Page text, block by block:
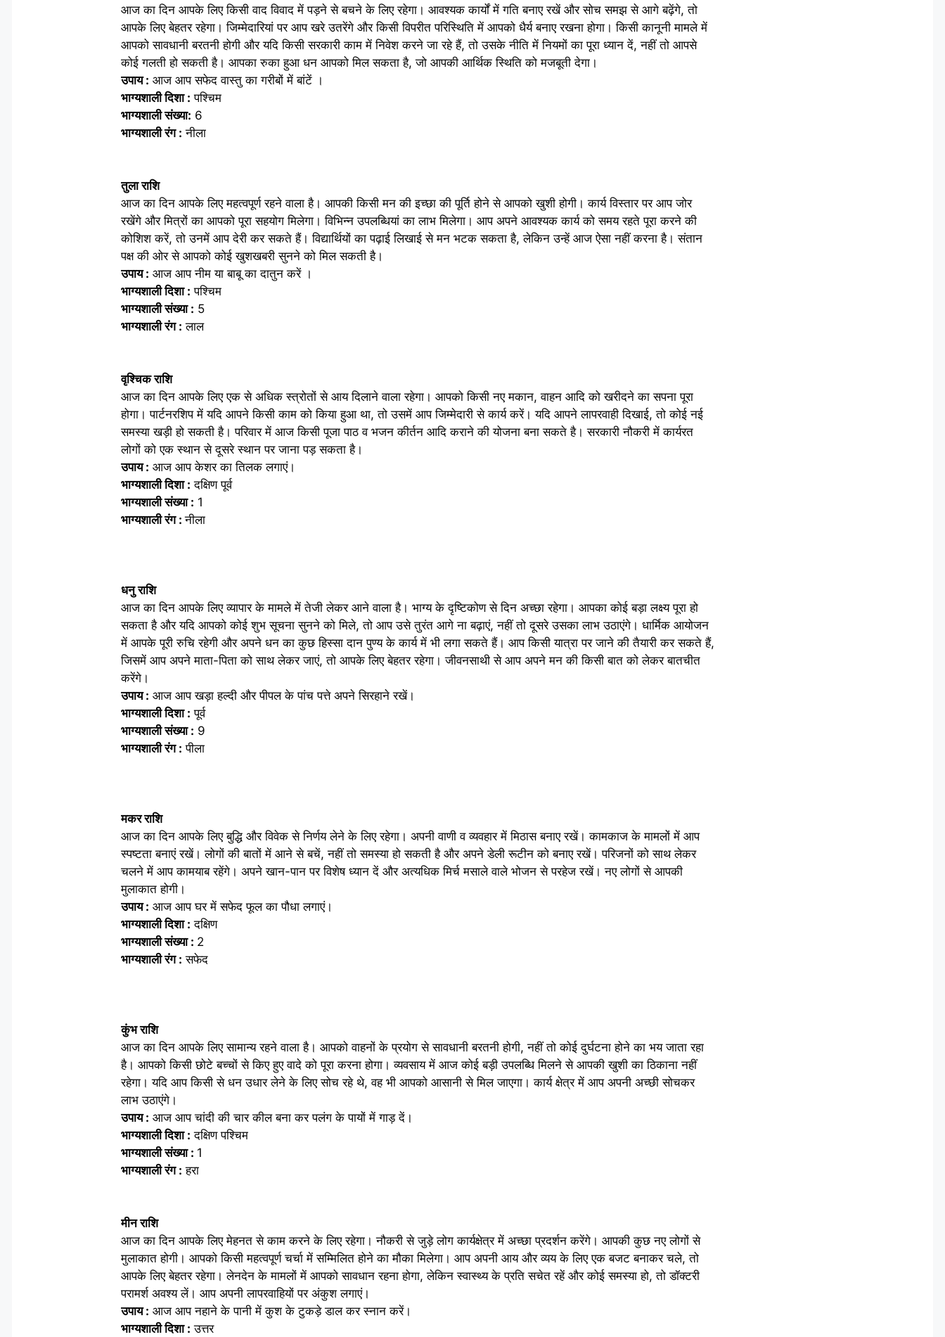
आज का दिन आपके लिए किसी वाद विवाद में पड़ने से बचने के लिए रहेगा। आवश्यक कार्यों में गति बनाए रखें और सोच समझ से आगे बढ़ेंगे, तो
आपके लिए बेहतर रहेगा। जिम्मेदारियां पर आप खरे उतरेंगे और किसी विपरीत परिस्थिति में आपको धैर्य बनाए रखना होगा। किसी कानूनी मामले में
आपको सावधानी बरतनी होगी और यदि किसी सरकारी काम में निवेश करने जा रहे हैं, तो उसके नीति में नियमों का पूरा ध्यान दें, नहीं तो आपसे
कोई गलती हो सकती है। आपका रुका हुआ धन आपको मिल सकता है, जो आपकी आर्थिक स्थिति को मजबूती देगा।
उपाय : आज आप सफेद वास्तु का गरीबों में बांटें ।
भाग्यशाली दिशा : पश्चिम
भाग्यशाली संख्या: 6
भाग्यशाली रंग : नीला
तुला राशि
आज का दिन आपके लिए महत्वपूर्ण रहने वाला है। आपकी किसी मन की इच्छा की पूर्ति होने से आपको खुशी होगी। कार्य विस्तार पर आप जोर
रखेंगे और मित्रों का आपको पूरा सहयोग मिलेगा। विभिन्न उपलब्धियां का लाभ मिलेगा। आप अपने आवश्यक कार्य को समय रहते पूरा करने की
कोशिश करें, तो उनमें आप देरी कर सकते हैं। विद्यार्थियों का पढ़ाई लिखाई से मन भटक सकता है, लेकिन उन्हें आज ऐसा नहीं करना है। संतान
पक्ष की ओर से आपको कोई खुशखबरी सुनने को मिल सकती है।
उपाय : आज आप नीम या बाबू का दातुन करें ।
भाग्यशाली दिशा : पश्चिम
भाग्यशाली संख्या : 5
भाग्यशाली रंग : लाल
वृश्चिक राशि
आज का दिन आपके लिए एक से अधिक स्त्रोतों से आय दिलाने वाला रहेगा। आपको किसी नए मकान, वाहन आदि को खरीदने का सपना पूरा
होगा। पार्टनरशिप में यदि आपने किसी काम को किया हुआ था, तो उसमें आप जिम्मेदारी से कार्य करें। यदि आपने लापरवाही दिखाई, तो कोई नई
समस्या खड़ी हो सकती है। परिवार में आज किसी पूजा पाठ व भजन कीर्तन आदि कराने की योजना बना सकते है। सरकारी नौकरी में कार्यरत
लोगों को एक स्थान से दूसरे स्थान पर जाना पड़ सकता है।
उपाय : आज आप केशर का तिलक लगाएं।
भाग्यशाली दिशा : दक्षिण पूर्व
भाग्यशाली संख्या : 1
भाग्यशाली रंग :नीला
धनु राशि
आज का दिन आपके लिए व्यापार के मामले में तेजी लेकर आने वाला है। भाग्य के दृष्टिकोण से दिन अच्छा रहेगा। आपका कोई बड़ा लक्ष्य पूरा हो
सकता है और यदि आपको कोई शुभ सूचना सुनने को मिले, तो आप उसे तुरंत आगे ना बढ़ाएं, नहीं तो दूसरे उसका लाभ उठाएंगे। धार्मिक आयोजन
में आपके पूरी रुचि रहेगी और अपने धन का कुछ हिस्सा दान पुण्य के कार्य में भी लगा सकते हैं। आप किसी यात्रा पर जाने की तैयारी कर सकते हैं,
जिसमें आप अपने माता-पिता को साथ लेकर जाएं, तो आपके लिए बेहतर रहेगा। जीवनसाथी से आप अपने मन की किसी बात को लेकर बातचीत
करेंगे।
उपाय : आज आप खड़ा हल्दी और पीपल के पांच पत्ते अपने सिरहाने रखें।
भाग्यशाली दिशा : पूर्व
भाग्यशाली संख्या : 9
भाग्यशाली रंग : पीला
मकर राशि
आज का दिन आपके लिए बुद्धि और विवेक से निर्णय लेने के लिए रहेगा। अपनी वाणी व व्यवहार में मिठास बनाए रखें। कामकाज के मामलों में आप
स्पष्टता बनाएं रखें। लोगों की बातों में आने से बचें, नहीं तो समस्या हो सकती है और अपने डेली रूटीन को बनाए रखें। परिजनों को साथ लेकर
चलने में आप कामयाब रहेंगे। अपने खान-पान पर विशेष ध्यान दें और अत्यधिक मिर्च मसाले वाले भोजन से परहेज रखें। नए लोगों से आपकी
मुलाकात होगी।
उपाय : आज आप घर में सफेद फूल का पौधा लगाएं।
भाग्यशाली दिशा : दक्षिण
भाग्यशाली संख्या : 2
भाग्यशाली रंग : सफेद
कुंभ राशि
आज का दिन आपके लिए सामान्य रहने वाला है। आपको वाहनों के प्रयोग से सावधानी बरतनी होगी, नहीं तो कोई दुर्घटना होने का भय जाता रहा
है। आपको किसी छोटे बच्चों से किए हुए वादे को पूरा करना होगा। व्यवसाय में आज कोई बड़ी उपलब्धि मिलने से आपकी खुशी का ठिकाना नहीं
रहेगा। यदि आप किसी से धन उधार लेने के लिए सोच रहे थे, वह भी आपको आसानी से मिल जाएगा। कार्य क्षेत्र में आप अपनी अच्छी सोचकर
लाभ उठाएंगे।
उपाय : आज आप चांदी की चार कील बना कर पलंग के पायों में गाड़ दें।
भाग्यशाली दिशा : दक्षिण पश्चिम
भाग्यशाली संख्या : 1
भाग्यशाली रंग : हरा
मीन राशि
आज का दिन आपके लिए मेहनत से काम करने के लिए रहेगा। नौकरी से जुड़े लोग कार्यक्षेत्र में अच्छा प्रदर्शन करेंगे। आपकी कुछ नए लोगों से
मुलाकात होगी। आपको किसी महत्वपूर्ण चर्चा में सम्मिलित होने का मौका मिलेगा। आप अपनी आय और व्यय के लिए एक बजट बनाकर चले, तो
आपके लिए बेहतर रहेगा। लेनदेन के मामलों में आपको सावधान रहना होगा, लेकिन स्वास्थ्य के प्रति सचेत रहें और कोई समस्या हो, तो डॉक्टरी
परामर्श अवश्य लें। आप अपनी लापरवाहियों पर अंकुश लगाएं।
उपाय : आज आप नहाने के पानी में कुश के टुकड़े डाल कर स्नान करें।
भाग्यशाली दिशा : उत्तर